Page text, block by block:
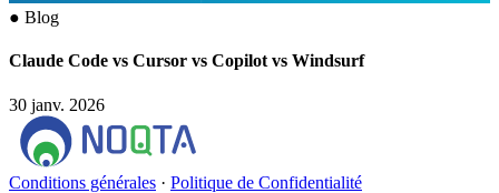
● Blog
Claude Code vs Cursor vs Copilot vs Windsurf
30 janv. 2026
Conditions générales · Politique de Confidentialité